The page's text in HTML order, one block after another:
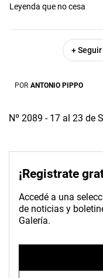
Leyenda que no cesa
+ Seguir
POR ANTONIO PIPPO
Nº 2089 - 17 al 23 de
¡Registrate
Accedé a una
de noticias y
Galería.